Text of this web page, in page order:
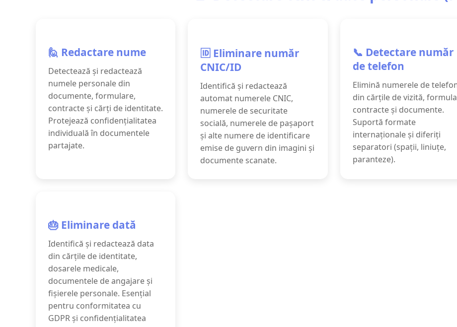
🙋 Redactare nume
Detectează și redactează
numele personale din
documente, formulare,
contracte și cărți de identitate.
Protejează confidențialitatea
individuală în documentele
partajate.
🆔 Eliminare număr
CNIC/ID
Identifică și redactează
automat numerele CNIC,
numerele de securitate
socială, numerele de pașaport
și alte numere de identificare
emise de guvern din imagini și
documente scanate.
📞 Detectare număr
de telefon
Elimină numerele de
din cărțile de vizită,
contracte și documente.
Suportă formate
internaționale și diferiți
separatori (spații, liniuțe,
paranteze).
🎂 Eliminare dată
Identifică și redactează data
din cărțile de identitate,
dosarele medicale,
documentele de angajare și
fișierele personale. Esențial
pentru conformitatea cu
GDPR și confidențialitatea